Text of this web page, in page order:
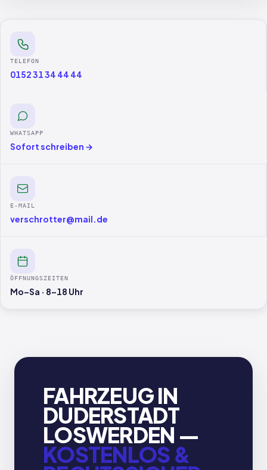
TELEFON
0152 31 34 44 44
WHATSAPP
Sofort schreiben →
E-MAIL
verschrotter@mail.de
ÖFFNUNGSZEITEN
Mo–Sa · 8–18 Uhr
FAHRZEUG IN
DUDERSTADT
LOSWERDEN —
KOSTENLOS &